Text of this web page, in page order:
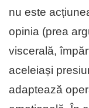
nu este
opinia (prea
viscerală,
aceleiași
adaptează